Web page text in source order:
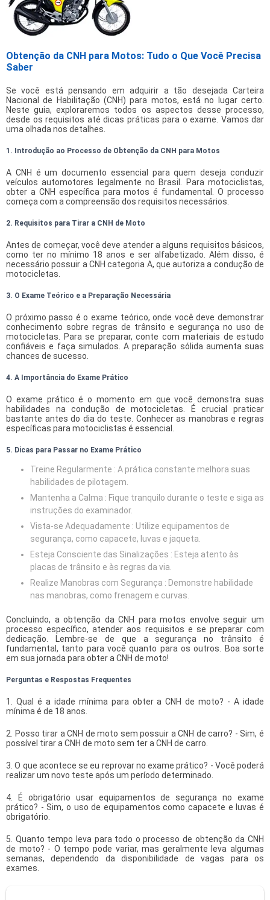
Obtenção da CNH para Motos: Tudo o Que Você Precisa
Saber
Se você está pensando em adquirir a tão desejada Carteira
Nacional de Habilitação (CNH) para motos, está no lugar certo.
Neste guia, exploraremos todos os aspectos desse processo,
desde os requisitos até dicas práticas para o exame. Vamos dar
uma olhada nos detalhes.
1. Introdução ao Processo de Obtenção da CNH para Motos
A CNH é um documento essencial para quem deseja conduzir
veículos automotores legalmente no Brasil. Para motociclistas,
obter a CNH específica para motos é fundamental. O processo
começa com a compreensão dos requisitos necessários.
2. Requisitos para Tirar a CNH de Moto
Antes de começar, você deve atender a alguns requisitos básicos,
como ter no mínimo 18 anos e ser alfabetizado. Além disso, é
necessário possuir a CNH categoria A, que autoriza a condução de
motocicletas.
3. O Exame Teórico e a Preparação Necessária
O próximo passo é o exame teórico, onde você deve demonstrar
conhecimento sobre regras de trânsito e segurança no uso de
motocicletas. Para se preparar, conte com materiais de estudo
confiáveis e faça simulados. A preparação sólida aumenta suas
chances de sucesso.
4. A Importância do Exame Prático
O exame prático é o momento em que você demonstra suas
habilidades na condução de motocicletas. É crucial praticar
bastante antes do dia do teste. Conhecer as manobras e regras
específicas para motociclistas é essencial.
5. Dicas para Passar no Exame Prático
Treine Regularmente : A prática constante melhora suas
habilidades de pilotagem.
Mantenha a Calma : Fique tranquilo durante o teste e siga as
instruções do examinador.
Vista-se Adequadamente : Utilize equipamentos de
segurança, como capacete, luvas e jaqueta.
Esteja Consciente das Sinalizações : Esteja atento às
placas de trânsito e às regras da via.
Realize Manobras com Segurança : Demonstre habilidade
nas manobras, como frenagem e curvas.
Concluindo, a obtenção da CNH para motos envolve seguir um
processo específico, atender aos requisitos e se preparar com
dedicação. Lembre-se de que a segurança no trânsito é
fundamental, tanto para você quanto para os outros. Boa sorte
em sua jornada para obter a CNH de moto!
Perguntas e Respostas Frequentes
1. Qual é a idade mínima para obter a CNH de moto? - A idade
mínima é de 18 anos.
2. Posso tirar a CNH de moto sem possuir a CNH de carro? - Sim, é
possível tirar a CNH de moto sem ter a CNH de carro.
3. O que acontece se eu reprovar no exame prático? - Você poderá
realizar um novo teste após um período determinado.
4. É obrigatório usar equipamentos de segurança no exame
prático? - Sim, o uso de equipamentos como capacete e luvas é
obrigatório.
5. Quanto tempo leva para todo o processo de obtenção da CNH
de moto? - O tempo pode variar, mas geralmente leva algumas
semanas, dependendo da disponibilidade de vagas para os
exames.